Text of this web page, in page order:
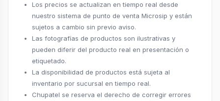
Los precios se actualizan en tiempo real desde
nuestro sistema de punto de venta Microsip y están
sujetos a cambio sin previo aviso.
Las fotografías de productos son ilustrativas y
pueden diferir del producto real en presentación o
etiquetado.
La disponibilidad de productos está sujeta al
inventario por sucursal en tiempo real.
Chupatel se reserva el derecho de corregir errores